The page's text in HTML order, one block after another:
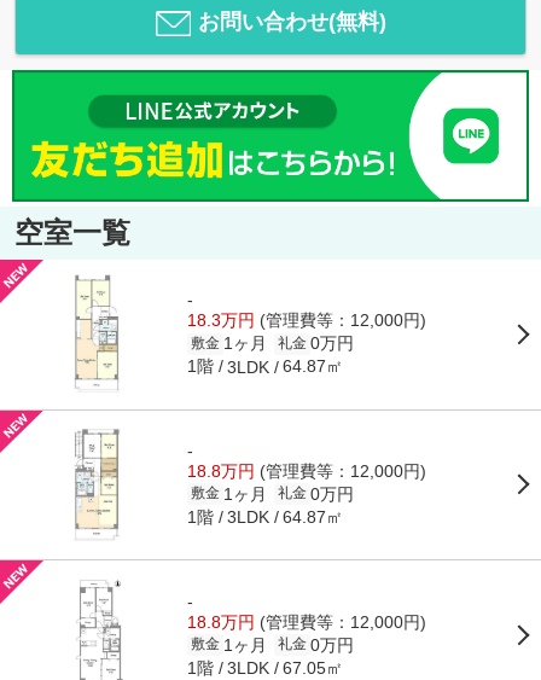
お問い合わせ(無料)
空室一覧
-
18.3万円 (管理費等：12,000円)
敷金 1ヶ月 礼金 0万円
1階 3LDK 64.87㎡
-
18.8万円 (管理費等：12,000円)
敷金 1ヶ月 礼金 0万円
1階 3LDK 64.87㎡
-
18.8万円 (管理費等：12,000円)
敷金 1ヶ月 礼金 0万円
1階 3LDK 67.05㎡